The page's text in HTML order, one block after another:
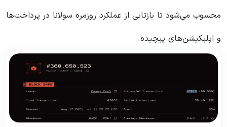
محسوب می‌شود تا بازتابی از عملکرد روزمره سولانا در پرداخت‌ها
و اپلیکیشن‌های پیچیده.